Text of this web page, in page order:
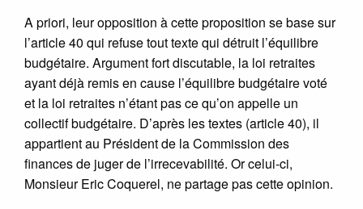
A priori, leur opposition à cette proposition se base sur
l’article 40 qui refuse tout texte qui détruit l’équilibre
budgétaire. Argument fort discutable, la loi retraites
ayant déjà remis en cause l’équilibre budgétaire voté
et la loi retraites n’étant pas ce qu’on appelle un
collectif budgétaire. D’après les textes (article 40), il
appartient au Président de la Commission des
finances de juger de l’irrecevabilité. Or celui-ci,
Monsieur Eric Coquerel, ne partage pas cette opinion.